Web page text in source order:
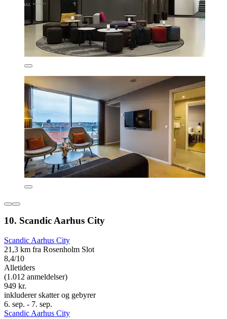
10. Scandic Aarhus City
Scandic Aarhus City
21,3 km fra Rosenholm Slot
8,4/10
Alletiders
(1.012 anmeldelser)
949 kr.
inkluderer skatter og gebyrer
6. sep. - 7. sep.
Scandic Aarhus City